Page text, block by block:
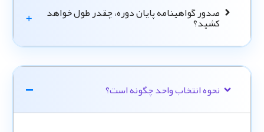
صدور گواهینامه پایان دوره، چقدر طول خواهد
کشید؟
نحوه انتخاب واحد چگونه است؟